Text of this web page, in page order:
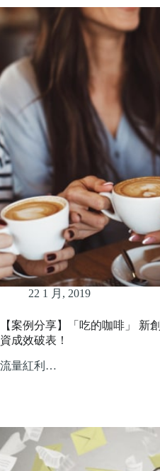
22 1 月, 2019
【案例分享】「吃的咖啡」 新
資成效破表！
流量紅利…